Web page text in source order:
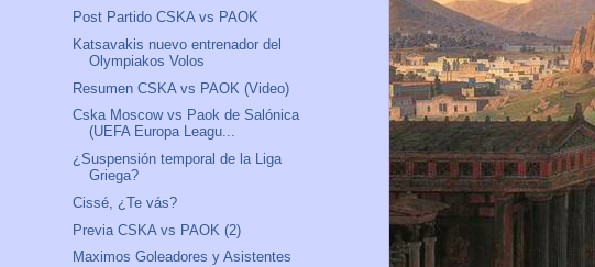
Post Partido CSKA vs PAOK
Katsavakis nuevo entrenador del
Olympiakos Volos
Resumen CSKA vs PAOK (Video)
Cska Moscow vs Paok de Salónica
(UEFA Europa Leagu...
¿Suspensión temporal de la Liga
Griega?
Cissé, ¿Te vás?
Previa CSKA vs PAOK (2)
Maximos Goleadores y Asistentes